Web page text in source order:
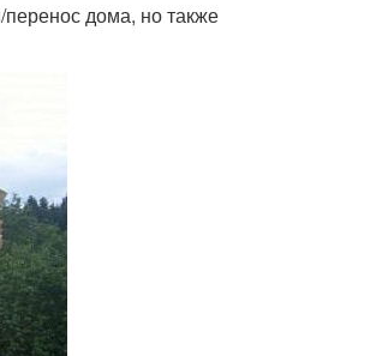
дома, но также